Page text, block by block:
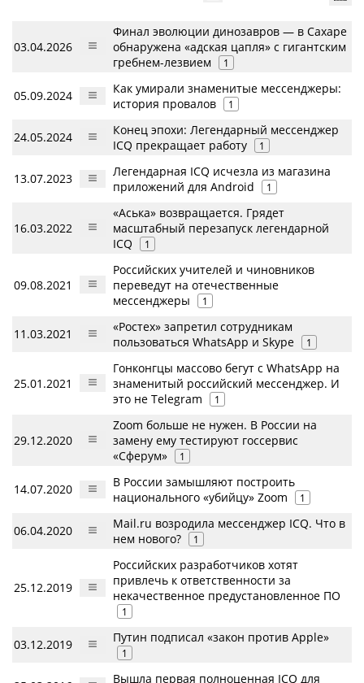
03.04.2026
Финал эволюции динозавров — в Сахаре
обнаружена «адская цапля» с гигантским
гребнем-лезвием
1
05.09.2024
Как умирали знаменитые мессенджеры:
история провалов
1
24.05.2024
Конец эпохи: Легендарный мессенджер
ICQ прекращает работу
1
13.07.2023
Легендарная ICQ исчезла из магазина
приложений для Android
1
16.03.2022
«Аська» возвращается. Грядет
масштабный перезапуск легендарной
ICQ
1
09.08.2021
Российских учителей и чиновников
переведут на отечественные
мессенджеры
1
11.03.2021
«Ростех» запретил сотрудникам
пользоваться WhatsApp и Skype
1
25.01.2021
Гонконгцы массово бегут с WhatsApp на
знаменитый российский мессенджер. И
это не Telegram
1
29.12.2020
Zoom больше не нужен. В России на
замену ему тестируют госсервис
«Сферум»
1
14.07.2020
В России замышляют построить
национального «убийцу» Zoom
1
06.04.2020
Mail.ru возродила мессенджер ICQ. Что в
нем нового?
1
25.12.2019
Российских разработчиков хотят
привлечь к ответственности за
некачественное предустановленное ПО
1
03.12.2019 Путин подписал «закон против Apple»
1
Вышла первая полноценная ICQ для